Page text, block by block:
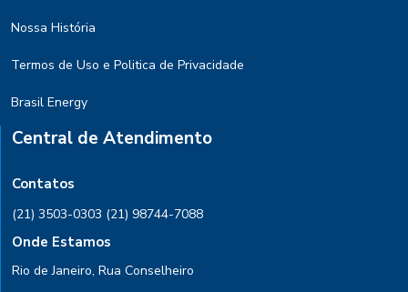
Nossa História
Termos de Uso e Politica de Privacidade
Brasil Energy
Central de Atendimento
Contatos
(21) 3503-0303 (21) 98744-7088
Onde Estamos
Rio de Janeiro, Rua Conselheiro